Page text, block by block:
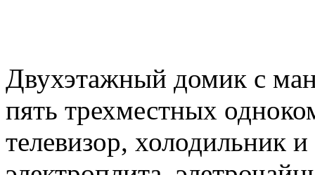
Двухэтажный домик с
пять трехместных
телевизор, холодильник